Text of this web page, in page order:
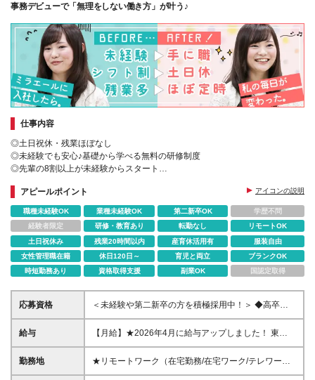
事務デビューで「無理をしない働き方」が叶う♪
仕事内容
◎土日祝休・残業ほぼなし
◎未経験でも安心♪基礎から学べる無料の研修制度
◎先輩の8割以上が未経験からスタート
アピールポイント
アイコンの説明
職種未経験OK 業種未経験OK 第二新卒OK
学歴不問
経験者限定
研修・教育あり 転勤なし
リモートOK
土日祝休み
残業20時間以内 産育休活用有
服装自由
女性管理職在籍
休日120日～ 育児と両立
ブランクOK
時短勤務あり
資格取得支援 副業OK 国認定取得
応募資格
＜未経験や第二新卒の方を積極採用中！＞ ◆高卒以
上 ◆事務経験・社会人経験がない方大歓迎 ◆初めて
の転職・第二新卒の方大歓迎 ◆転職回数不問 ◆20代
は、今までのスキルや経験より 「やってみたい！」
という気持ちを大切にしています！
給与
【月給】★2026年4月に給与アップしました！ 東
京 21万0000円～ 神奈川 20万2000円～ 大阪/埼玉 19
万7000円～ 千葉 19万6000円～ 愛知 19万2000円～
勤務地
★リモートワーク（在宅勤務/在宅ワーク/テレワー
ク）もOK 東京都内（渋谷、六本木、丸の内、新宿、